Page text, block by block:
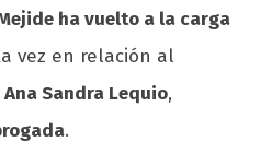
ha vuelto a la carga
vez en relación al
Ana Sandra Lequio,
.